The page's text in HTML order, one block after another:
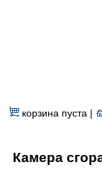
корзина пуста |
Камера